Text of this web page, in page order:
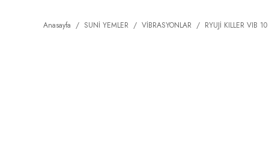
Anasayfa SUNİ YEMLER VİBRASYONLAR RYUJİ KILLER VIB